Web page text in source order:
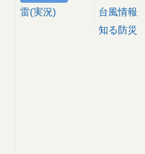
雷(実況)
台風情報
知る防災